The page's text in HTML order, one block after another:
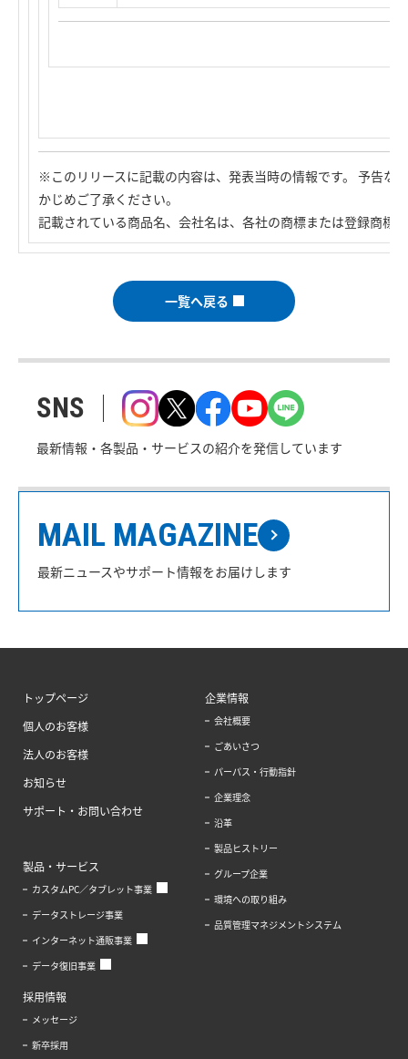
※このリリースに記載の内容は、発表当時の情報です。 予告な
かじめご了承ください。
記載されている商品名、会社名は、各社の商標または登録商標
一覧へ戻る
SNS
最新情報・各製品・サービスの紹介を発信しています
MAIL MAGAZINE
最新ニュースやサポート情報をお届けします
トップページ
個人のお客様
法人のお客様
お知らせ
サポート・お問い合わせ
製品・サービス
カスタムPC／タブレット事業
データストレージ事業
インターネット通販事業
データ復旧事業
企業情報
会社概要
ごあいさつ
パーパス・行動指針
企業理念
沿革
製品ヒストリー
グループ企業
環境への取り組み
品質管理マネジメントシステム
採用情報
メッセージ
新卒採用